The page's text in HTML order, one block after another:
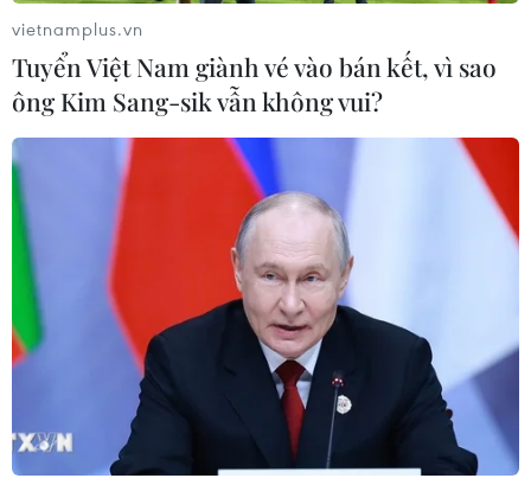
thác sau hơn 8 năm chờ đợi
04/08/2026 02:48
Amazon lần đầu tiên đạt mức vốn
hóa 3.000 tỷ USD nhờ làn sóng lạc
quan mới về AI
03/08/2026 14:35
MB chuẩn bị trả cổ tức cho cổ đông
15%, nâng vốn điều lệ lên 100.000 tỷ
03/08/2026 13:47
vietnamplus.vn
Tuyển Việt Nam giành vé vào bán kết, vì sao
ông Kim Sang-sik vẫn không vui?